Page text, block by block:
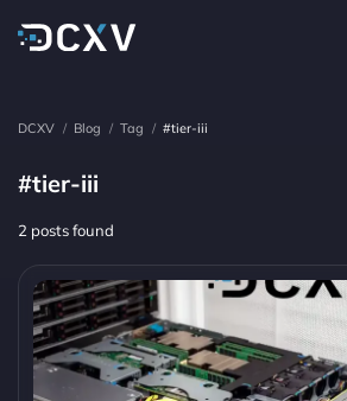
DCXV / Blog / Tag / #tier-iii
#tier-iii
2 posts found